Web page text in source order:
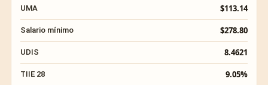
UMA $113.14
Salario mínimo $278.80
UDIS 8.4621
TIIE 28 9.05%